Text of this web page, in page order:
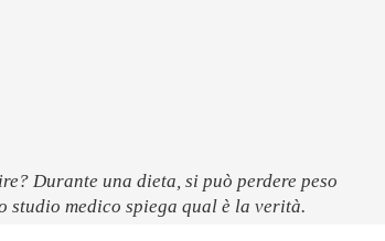
Durante una dieta, si può perdere peso
studio medico spiega qual è la verità.